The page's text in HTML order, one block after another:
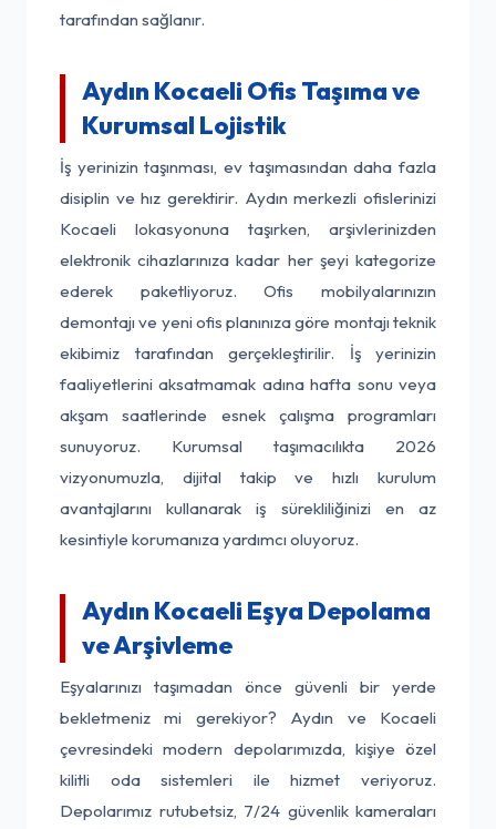
tarafından sağlanır.
Aydın Kocaeli Ofis Taşıma ve
Kurumsal Lojistik
İş yerinizin taşınması, ev taşımasından daha fazla
disiplin ve hız gerektirir. Aydın merkezli ofislerinizi
Kocaeli lokasyonuna taşırken, arşivlerinizden
elektronik cihazlarınıza kadar her şeyi kategorize
ederek paketliyoruz. Ofis mobilyalarınızın
demontajı ve yeni ofis planınıza göre montajı teknik
ekibimiz tarafından gerçekleştirilir. İş yerinizin
faaliyetlerini aksatmamak adına hafta sonu veya
akşam saatlerinde esnek çalışma programları
sunuyoruz. Kurumsal taşımacılıkta 2026
vizyonumuzla, dijital takip ve hızlı kurulum
avantajlarını kullanarak iş sürekliliğinizi en az
kesintiyle korumanıza yardımcı oluyoruz.
Aydın Kocaeli Eşya Depolama
ve Arşivleme
Eşyalarınızı taşımadan önce güvenli bir yerde
bekletmeniz mi gerekiyor? Aydın ve Kocaeli
çevresindeki modern depolarımızda, kişiye özel
kilitli oda sistemleri ile hizmet veriyoruz.
Depolarımız rutubetsiz, 7/24 güvenlik kameraları